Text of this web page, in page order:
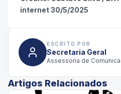
internet 30/5/2025
ESCRITO POR
Secretaria Geral
Assessoria de
Artigos Relacionados